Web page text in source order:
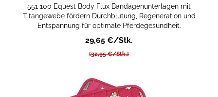
551 100 Equest Body Flux Bandagenunterlagen mit
Titangewebe fördern Durchblutung, Regeneration und
Entspannung für optimale Pferdegesundheit.
29,65 €/Stk.
[32,95 €/Stk.]